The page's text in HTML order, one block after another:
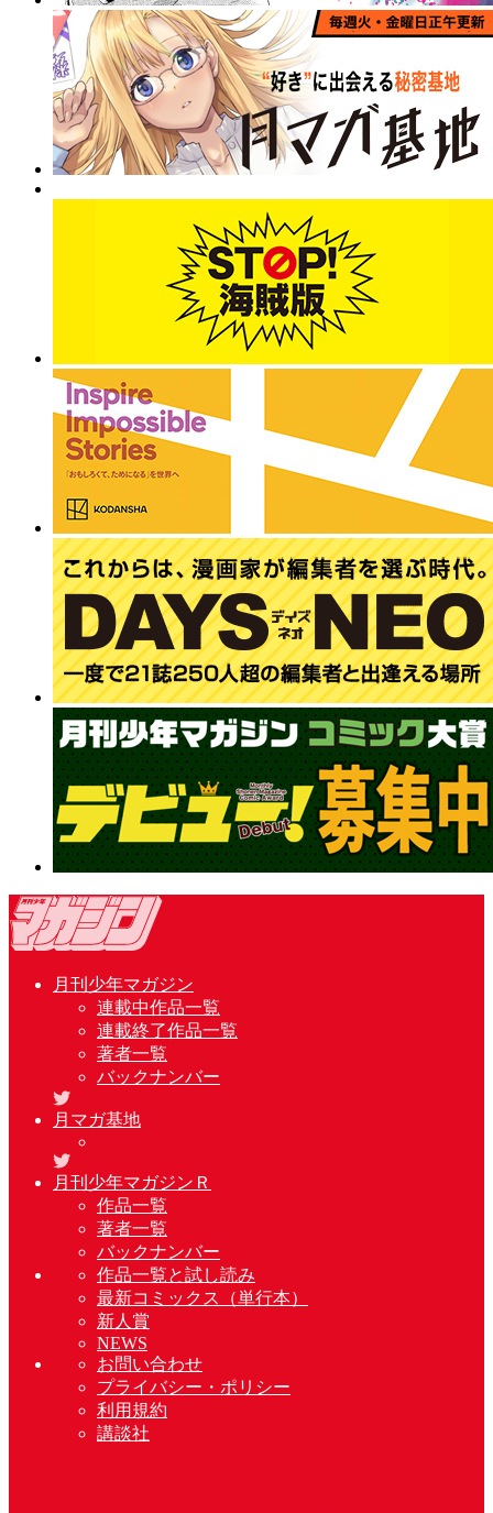
月刊少年マガジン
連載中作品一覧
連載終了作品一覧
著者一覧
バックナンバー
月マガ基地
月刊少年マガジンＲ
作品一覧
著者一覧
バックナンバー
作品一覧と試し読み
最新コミックス（単行本）
新人賞
NEWS
お問い合わせ
プライバシー・ポリシー
利用規約
講談社